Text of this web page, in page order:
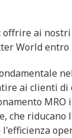
offrire ai
World entro
ai clienti
MRO
che riducano